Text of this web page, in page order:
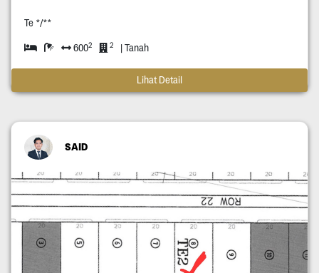
Te */**
6002 2 | Tanah
Lihat Detail
SAID